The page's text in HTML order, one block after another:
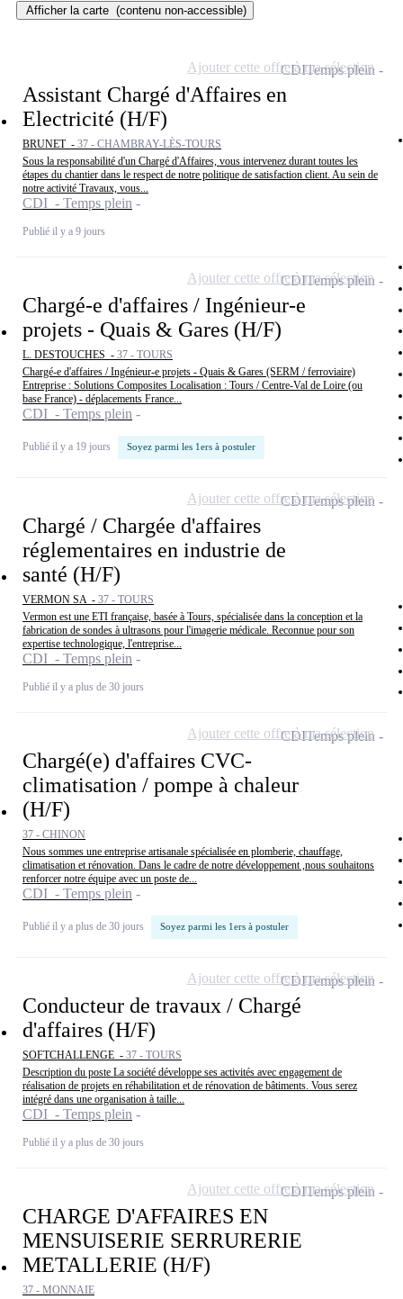
Afficher la carte (contenu non-accessible)
Assistant Chargé d'Affaires en
Electricité (H/F)
BRUNET - 37 - CHAMBRAY-LÈS-TOURS
Sous la responsabilité d'un Chargé d'Affaires, vous intervenez durant toutes les
étapes du chantier dans le respect de notre politique de satisfaction client. Au sein de
notre activité Travaux, vous...
CDI - Temps plein
Publié il y a 9 jours
CDITemps plein
Ajouter cette offre à ma sélection
Chargé-e d'affaires / Ingénieur-e
projets - Quais & Gares (H/F)
L. DESTOUCHES - 37 - TOURS
Chargé-e d'affaires / Ingénieur-e projets - Quais & Gares (SERM / ferroviaire)
Entreprise : Solutions Composites Localisation : Tours / Centre-Val de Loire (ou
base France) - déplacements France...
CDI - Temps plein
Publié il y a 19 jours Soyez parmi les 1ers à postuler
CDITemps plein
Ajouter cette offre à ma sélection
Chargé / Chargée d'affaires
réglementaires en industrie de
santé (H/F)
VERMON SA - 37 - TOURS
Vermon est une ETI française, basée à Tours, spécialisée dans la conception et la
fabrication de sondes à ultrasons pour l'imagerie médicale. Reconnue pour son
expertise technologique, l'entreprise...
CDI - Temps plein
Publié il y a plus de 30 jours
CDITemps plein
Ajouter cette offre à ma sélection
Chargé(e) d'affaires CVC-
climatisation / pompe à chaleur
(H/F)
37 - CHINON
Nous sommes une entreprise artisanale spécialisée en plomberie, chauffage,
climatisation et rénovation. Dans le cadre de notre développement ,nous souhaitons
renforcer notre équipe avec un poste de...
CDI - Temps plein
Publié il y a plus de 30 jours Soyez parmi les 1ers à postuler
CDITemps plein
Ajouter cette offre à ma sélection
Conducteur de travaux / Chargé
d'affaires (H/F)
SOFTCHALLENGE - 37 - TOURS
Description du poste La société développe ses activités avec engagement de
réalisation de projets en réhabilitation et de rénovation de bâtiments. Vous serez
intégré dans une organisation à taille...
CDI - Temps plein
Publié il y a plus de 30 jours
CDITemps plein
Ajouter cette offre à ma sélection
CHARGE D'AFFAIRES EN
MENSUISERIE SERRURERIE
METALLERIE (H/F)
37 - MONNAIE
CDITemps plein
Ajouter cette offre à ma sélection